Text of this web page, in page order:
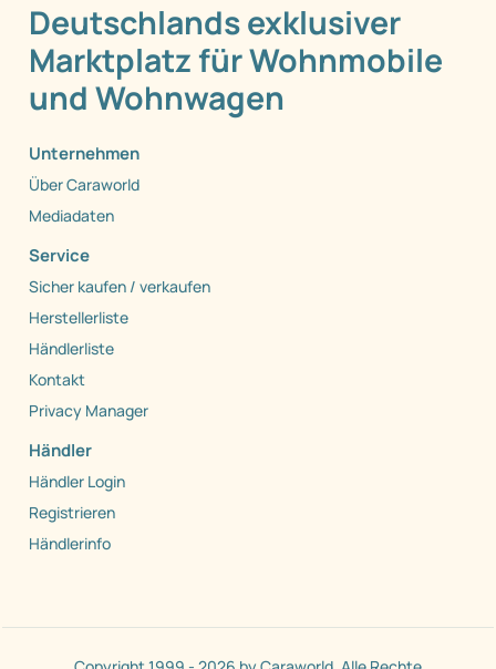
Deutschlands exklusiver
Marktplatz für Wohnmobile
und Wohnwagen
Unternehmen
Über Caraworld
Mediadaten
Service
Sicher kaufen / verkaufen
Herstellerliste
Händlerliste
Kontakt
Privacy Manager
Händler
Händler Login
Registrieren
Händlerinfo